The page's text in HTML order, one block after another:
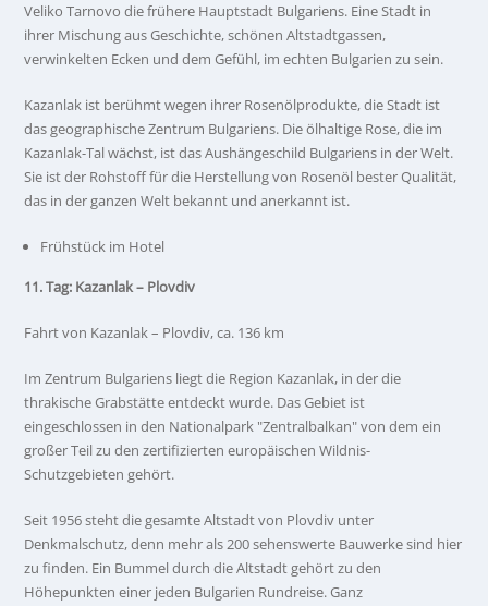
Veliko Tarnovo die frühere Hauptstadt Bulgariens. Eine Stadt in
ihrer Mischung aus Geschichte, schönen Altstadtgassen,
verwinkelten Ecken und dem Gefühl, im echten Bulgarien zu sein.
Kazanlak ist berühmt wegen ihrer Rosenölprodukte, die Stadt ist
das geographische Zentrum Bulgariens. Die ölhaltige Rose, die im
Kazanlak-Tal wächst, ist das Aushängeschild Bulgariens in der Welt.
Sie ist der Rohstoff für die Herstellung von Rosenöl bester Qualität,
das in der ganzen Welt bekannt und anerkannt ist.
Frühstück im Hotel
11. Tag: Kazanlak – Plovdiv
Fahrt von Kazanlak – Plovdiv, ca. 136 km
Im Zentrum Bulgariens liegt die Region Kazanlak, in der die
thrakische Grabstätte entdeckt wurde. Das Gebiet ist
eingeschlossen in den Nationalpark "Zentralbalkan" von dem ein
großer Teil zu den zertifizierten europäischen Wildnis-
Schutzgebieten gehört.
Seit 1956 steht die gesamte Altstadt von Plovdiv unter
Denkmalschutz, denn mehr als 200 sehenswerte Bauwerke sind hier
zu finden. Ein Bummel durch die Altstadt gehört zu den
Höhepunkten einer jeden Bulgarien Rundreise. Ganz